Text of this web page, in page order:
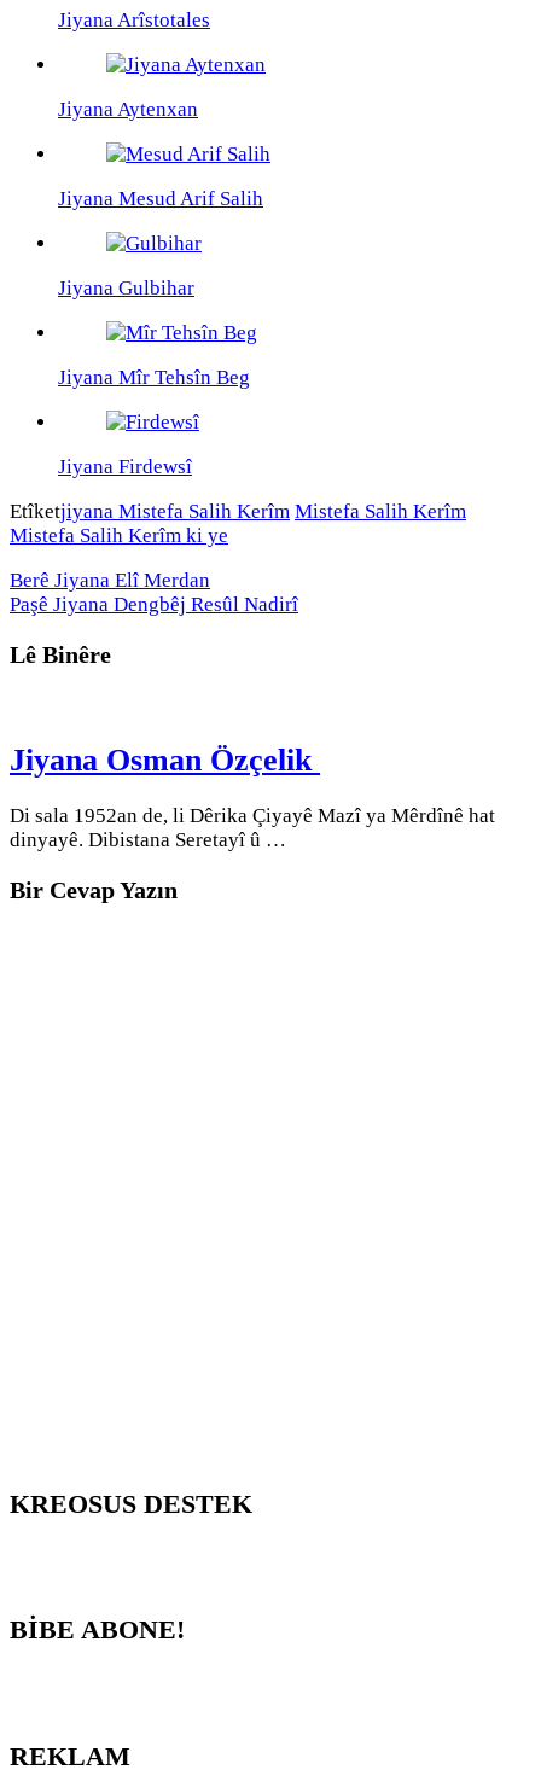
Jiyana Arîstotales
Jiyana Aytenxan
Jiyana Mesud Arif Salih
Jiyana Gulbihar
Jiyana Mîr Tehsîn Beg
Jiyana Firdewsî
Etîketjiyana Mistefa Salih Kerîm Mistefa Salih Kerîm
Mistefa Salih Kerîm ki ye
Berê Jiyana Elî Merdan
Paşê Jiyana Dengbêj Resûl Nadirî
Lê Binêre
Jiyana Osman Özçelik
Di sala 1952an de, li Dêrika Çiyayê Mazî ya Mêrdînê hat
dinyayê. Dibistana Seretayî û …
Bir Cevap Yazın
KREOSUS DESTEK
BİBE ABONE!
REKLAM